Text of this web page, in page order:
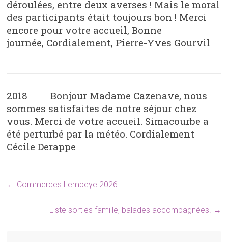
déroulées, entre deux averses ! Mais le moral
des participants était toujours bon ! Merci
encore pour votre accueil, Bonne
journée, Cordialement, Pierre-Yves Gourvil
2018 Bonjour Madame Cazenave, nous
sommes satisfaites de notre séjour chez
vous. Merci de votre accueil. Simacourbe a
été perturbé par la météo. Cordialement
Cécile Derappe
← Commerces Lembeye 2026
Liste sorties famille, balades accompagnées. →